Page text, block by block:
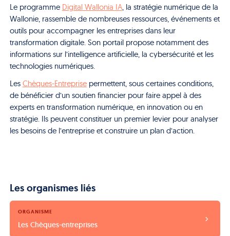
Le programme Digital Wallonia IA, la stratégie numérique de la
Wallonie, rassemble de nombreuses ressources, événements et
outils pour accompagner les entreprises dans leur
transformation digitale. Son portail propose notamment des
informations sur l’intelligence artificielle, la cybersécurité et les
technologies numériques.
Les Chèques-Entreprisepermettent, sous certaines conditions,
de bénéficier d’un soutien financier pour faire appel à des
experts en transformation numérique, en innovation ou en
stratégie. Ils peuvent constituer un premier levier pour analyser
les besoins de l’entreprise et construire un plan d’action.
Les organismes liés
ORGANISME
Les Chèques-entreprises